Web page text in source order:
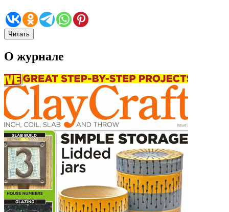
Читать
О журнале